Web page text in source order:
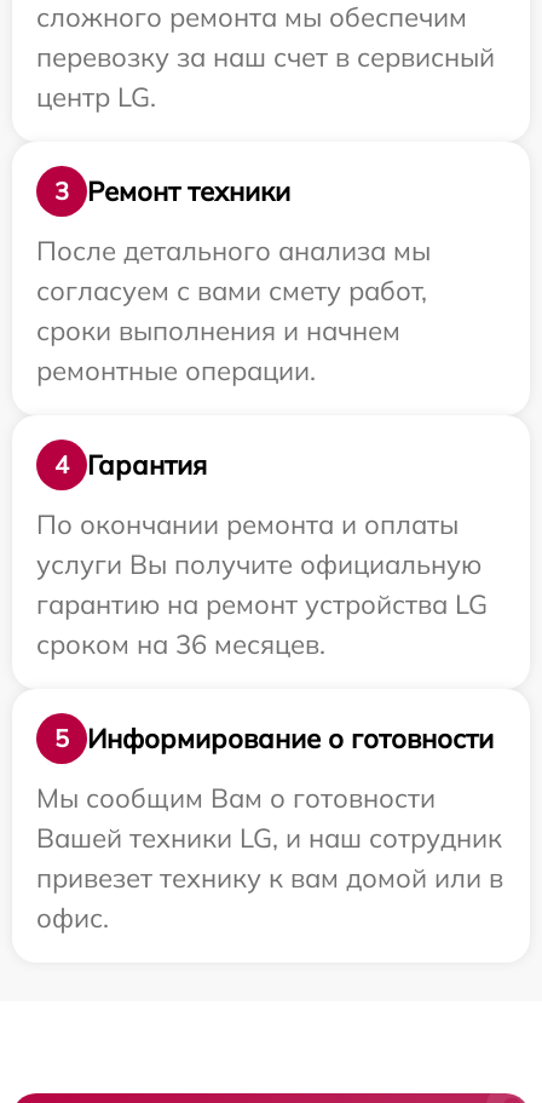
сложного ремонта мы обеспечим
перевозку за наш счет в сервисный
центр LG.
3
Ремонт техники
После детального анализа мы
согласуем с вами смету работ,
сроки выполнения и начнем
ремонтные операции.
4
Гарантия
По окончании ремонта и оплаты
услуги Вы получите официальную
гарантию на ремонт устройства LG
сроком на 36 месяцев.
5
Информирование о готовности
Мы сообщим Вам о готовности
Вашей техники LG, и наш сотрудник
привезет технику к вам домой или в
офис.